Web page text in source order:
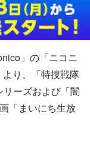
」の「ニコニ
り、「特捜戦隊
ーズおよび「闇
「まいにち生放